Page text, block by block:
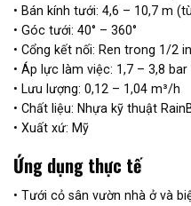
• Bán kính tưới: 4,6 – 10,7 m
• Góc tưới: 40° – 360°
• Cổng kết nối: Ren trong 1/2
• Áp lực làm việc: 1,7 – 3,8 bar
• Lưu lượng: 0,12 – 1,04 m³/h
• Chất liệu: Nhựa kỹ thuật
• Xuất xứ: Mỹ
Ứng dụng thực tế
• Tưới cỏ sân vườn nhà ở và